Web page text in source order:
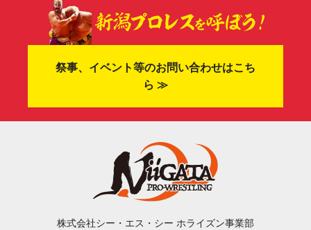
祭事、イベント等のお問い合わせはこち
ら ≫
株式会社シー・エス・シー ホライズン事業部